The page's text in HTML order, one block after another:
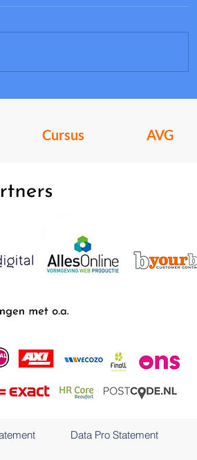
Cursus AVG
Data Pro Statement